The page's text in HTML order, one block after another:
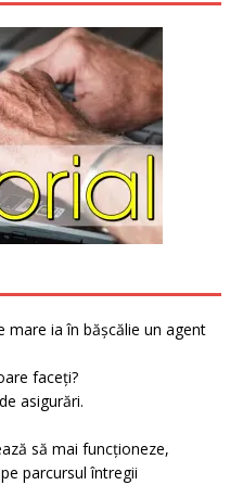
mare ia în bășcălie un agent
faceți?
asigurări.
să mai funcționeze,
parcursul întregii